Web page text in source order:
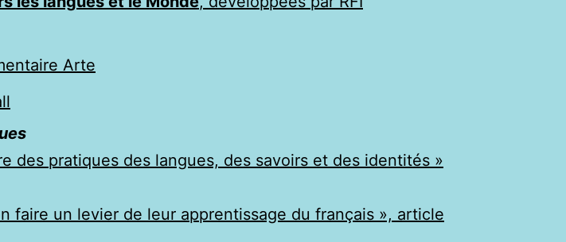
Arte
des pratiques des langues, des savoirs et des identités »
faire un levier de leur apprentissage du français », article